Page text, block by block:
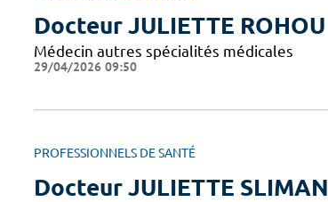
Docteur JULIETTE ROHOU
Médecin autres spécialités médicales
29/04/2026 09:50
PROFESSIONNELS DE SANTÉ
Docteur JULIETTE SLIMAN